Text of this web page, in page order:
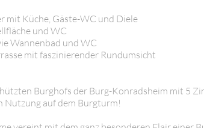
mit Küche, Gäste-WC und Diele
und WC
Wannenbad und WC
mit faszinierender Rundumsicht
Burghofs der Burg-Konradsheim mit 5
Nutzung auf dem Burgturm!